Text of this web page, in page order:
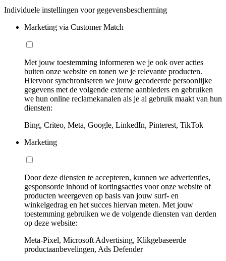
Individuele instellingen voor gegevensbescherming
Marketing via Customer Match
Met jouw toestemming informeren we je ook over acties
buiten onze website en tonen we je relevante producten.
Hiervoor synchroniseren we jouw gecodeerde persoonlijke
gegevens met de volgende externe aanbieders en gebruiken
we hun online reclamekanalen als je al gebruik maakt van hun
diensten:
Bing, Criteo, Meta, Google, LinkedIn, Pinterest, TikTok
Marketing
Door deze diensten te accepteren, kunnen we advertenties,
gesponsorde inhoud of kortingsacties voor onze website of
producten weergeven op basis van jouw surf- en
winkelgedrag en het succes hiervan meten. Met jouw
toestemming gebruiken we de volgende diensten van derden
op deze website:
Meta-Pixel, Microsoft Advertising, Klikgebaseerde
productaanbevelingen, Ads Defender